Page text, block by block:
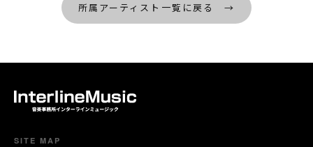
所属アーティスト一覧に戻る →
SITE MAP